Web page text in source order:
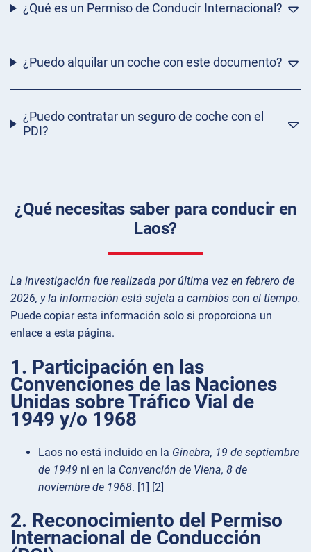
¿Qué es un Permiso de Conducir Internacional?
¿Puedo alquilar un coche con este documento?
¿Puedo contratar un seguro de coche con el
PDI?
¿Qué necesitas saber para conducir en
Laos?
La investigación fue realizada por última vez en febrero de
2026, y la información está sujeta a cambios con el tiempo.
Puede copiar esta información solo si proporciona un
enlace a esta página.
1. Participación en las
Convenciones de las Naciones
Unidas sobre Tráfico Vial de
1949 y/o 1968
Laos no está incluido en la Ginebra, 19 de septiembre
de 1949 ni en la Convención de Viena, 8 de
noviembre de 1968. [1] [2]
2. Reconocimiento del Permiso
Internacional de Conducción